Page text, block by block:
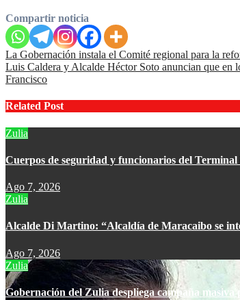
Compartir noticia
Navegación
de
La Gobernación instala el Comité regional para la
Luis Caldera y Alcalde Héctor Soto anuncian que en
Francisco
Related Post
Zulia
Cuerpos de seguridad y funcionarios del
Ago 7, 2026
Zulia
Alcalde Di Martino: “Alcaldía de Maracaibo se
Ago 7, 2026
Zulia
Gobernación del Zulia despliega campaña